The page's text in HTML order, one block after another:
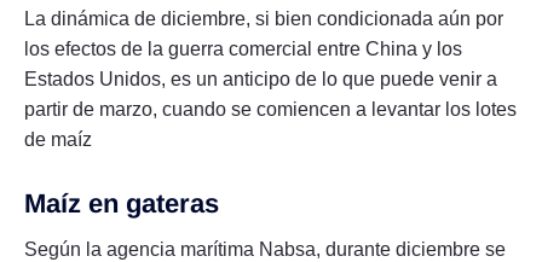
La dinámica de diciembre, si bien condicionada aún por
los efectos de la guerra comercial entre China y los
Estados Unidos, es un anticipo de lo que puede venir a
partir de marzo, cuando se comiencen a levantar los lotes
de maíz
Maíz en gateras
Según la agencia marítima Nabsa, durante diciembre se